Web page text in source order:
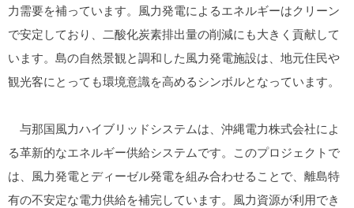
力需要を補っています。風力発電によるエネルギーはクリーン
で安定しており、二酸化炭素排出量の削減にも大きく貢献して
います。島の自然景観と調和した風力発電施設は、地元住民や
観光客にとっても環境意識を高めるシンボルとなっています。
与那国風力ハイブリッドシステムは、沖縄電力株式会社によ
る革新的なエネルギー供給システムです。このプロジェクトで
は、風力発電とディーゼル発電を組み合わせることで、離島特
有の不安定な電力供給を補完しています。風力資源が利用でき